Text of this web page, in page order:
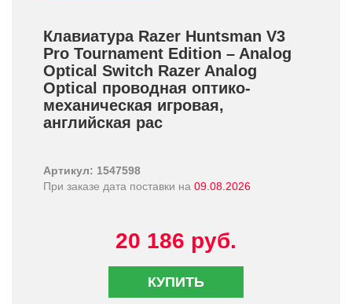
Клавиатура Razer Huntsman V3
Pro Tournament Edition – Analog
Optical Switch Razer Analog
Optical проводная оптико-
механическая игровая,
английская рас
Артикул: 1547598
При заказе дата поставки на 09.08.2026
20 186 руб.
КУПИТЬ